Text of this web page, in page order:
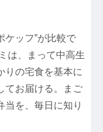
ケッフ”が比較で
は、まって中高生
りの宅食を基本に
てお届ける。まご
当を、毎日に知り